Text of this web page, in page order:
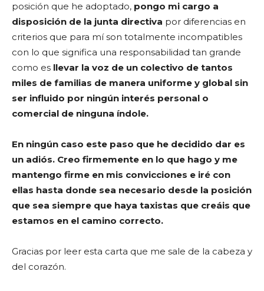
posición que he adoptado, pongo mi cargo a
disposición de la junta directiva por diferencias en
criterios que para mí son totalmente incompatibles
con lo que significa una responsabilidad tan grande
como es llevar la voz de un colectivo de tantos
miles de familias de manera uniforme y global sin
ser influido por ningún interés personal o
comercial de ninguna índole.
En ningún caso este paso que he decidido dar es
un adiós. Creo firmemente en lo que hago y me
mantengo firme en mis convicciones e iré con
ellas hasta donde sea necesario desde la posición
que sea siempre que haya taxistas que creáis que
estamos en el camino correcto.
Gracias por leer esta carta que me sale de la cabeza y
del corazón.